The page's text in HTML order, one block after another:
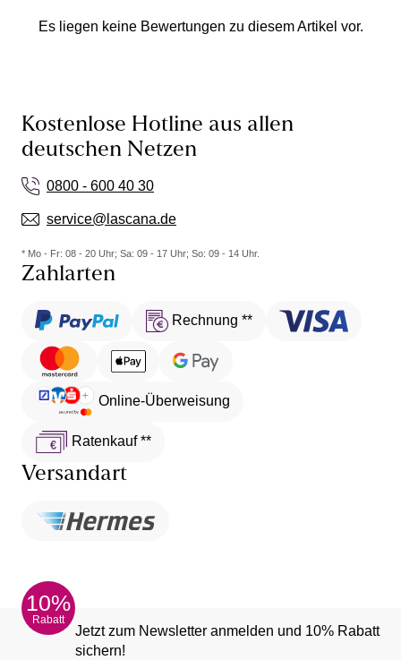
Es liegen keine Bewertungen zu diesem Artikel vor.
Kostenlose Hotline aus allen
deutschen Netzen
0800 - 600 40 30
service@lascana.de
* Mo - Fr: 08 - 20 Uhr; Sa: 09 - 17 Uhr; So: 09 - 14 Uhr.
Zahlarten
Rechnung **
Online-Überweisung
Ratenkauf **
Versandart
10%
Rabatt
Jetzt zum Newsletter anmelden und 10% Rabatt
sichern!